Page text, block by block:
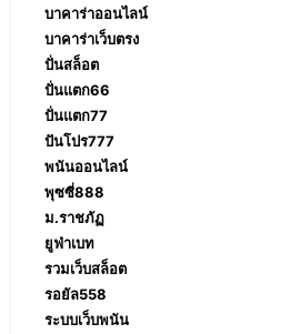
บาคาร่าออนไลน์
บาคาร่าเว็บตรง
ปั่นสล็อต
ปั่นแตก66
ปั่นแตก77
ปันโปร777
พนันออนไลน์
พุซซี่888
ม.ราชภัฏ
ยูฟ่าเบท
รวมเว็บสล็อต
รอยัล558
ระบบเว็บพนัน